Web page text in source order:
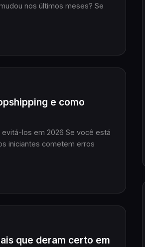
nos últimos meses? Se
e como
2026 Se você está
iniciantes cometem erros
que deram certo em